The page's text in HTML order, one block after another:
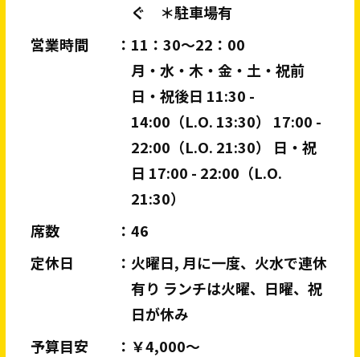
ぐ ＊駐車場有
営業時間
11：30〜22：00
月・水・木・金・土・祝前
日・祝後日 11:30 -
14:00（L.O. 13:30） 17:00 -
22:00（L.O. 21:30） 日・祝
日 17:00 - 22:00（L.O.
21:30）
席数
46
定休日
火曜日, 月に一度、火水で連休
有り ランチは火曜、日曜、祝
日が休み
予算目安
￥4,000～